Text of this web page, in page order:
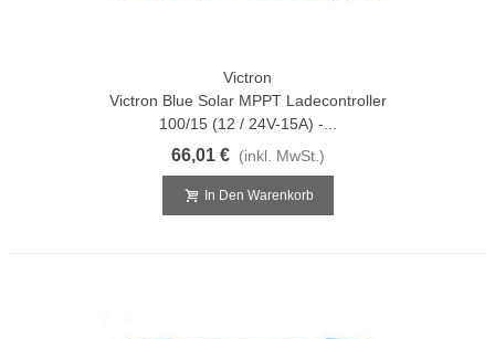
Victron
Victron Blue Solar MPPT Ladecontroller
100/15 (12 / 24V-15A) -...
66,01 € (inkl. MwSt.)
In Den Warenkorb